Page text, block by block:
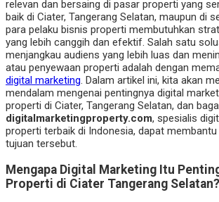
relevan dan bersaing di pasar properti yang
baik di Ciater, Tangerang Selatan, maupun di
para pelaku bisnis properti membutuhkan
yang lebih canggih dan efektif. Salah satu
menjangkau audiens yang lebih luas dan
atau penyewaan properti adalah dengan
digital marketing. Dalam artikel ini, kita akan
mendalam mengenai pentingnya digital
properti di Ciater, Tangerang Selatan, dan
digitalmarketingproperty.com, spesialis
properti terbaik di Indonesia, dapat
tujuan tersebut.
Mengapa Digital Marketing Itu
Properti di Ciater Tangerang Selatan?